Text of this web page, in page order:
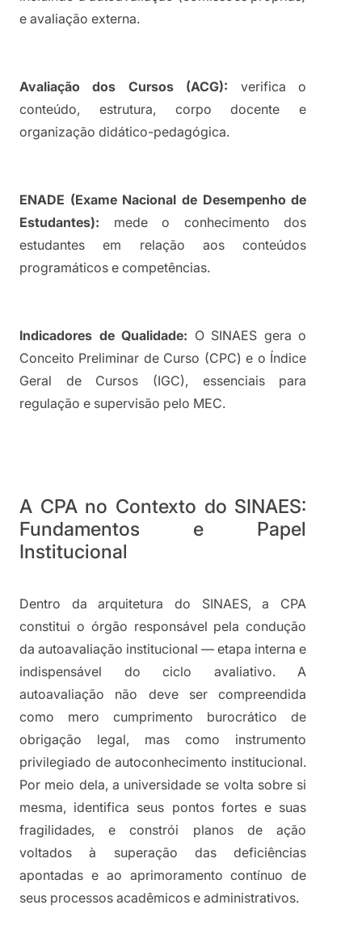
e avaliação externa.
Avaliação dos Cursos (ACG): verifica o
conteúdo, estrutura, corpo docente e
organização didático-pedagógica.
ENADE (Exame Nacional de Desempenho de
Estudantes): mede o conhecimento dos
estudantes em relação aos conteúdos
programáticos e competências.
Indicadores de Qualidade: O SINAES gera o
Conceito Preliminar de Curso (CPC) e o Índice
Geral de Cursos (IGC), essenciais para
regulação e supervisão pelo MEC.
A CPA no Contexto do SINAES:
Fundamentos e Papel
Institucional
Dentro da arquitetura do SINAES, a CPA
constitui o órgão responsável pela condução
da autoavaliação institucional — etapa interna e
indispensável do ciclo avaliativo. A
autoavaliação não deve ser compreendida
como mero cumprimento burocrático de
obrigação legal, mas como instrumento
privilegiado de autoconhecimento institucional.
Por meio dela, a universidade se volta sobre si
mesma, identifica seus pontos fortes e suas
fragilidades, e constrói planos de ação
voltados à superação das deficiências
apontadas e ao aprimoramento contínuo de
seus processos acadêmicos e administrativos.